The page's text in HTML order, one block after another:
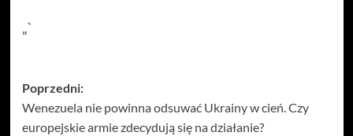
„`
Zobacz
wpisy
Poprzedni:
Wenezuela nie powinna odsuwać Ukrainy w cień. Czy
europejskie armie zdecydują się na działanie?